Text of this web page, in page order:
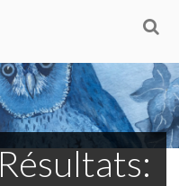
Résultats: